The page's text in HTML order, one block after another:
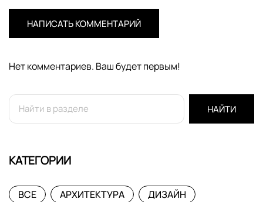
НАПИСАТЬ КОММЕНТАРИЙ
Нет комментариев. Ваш будет первым!
НАЙТИ
КАТЕГОРИИ
ВСЕ АРХИТЕКТУРА
ДИЗАЙН